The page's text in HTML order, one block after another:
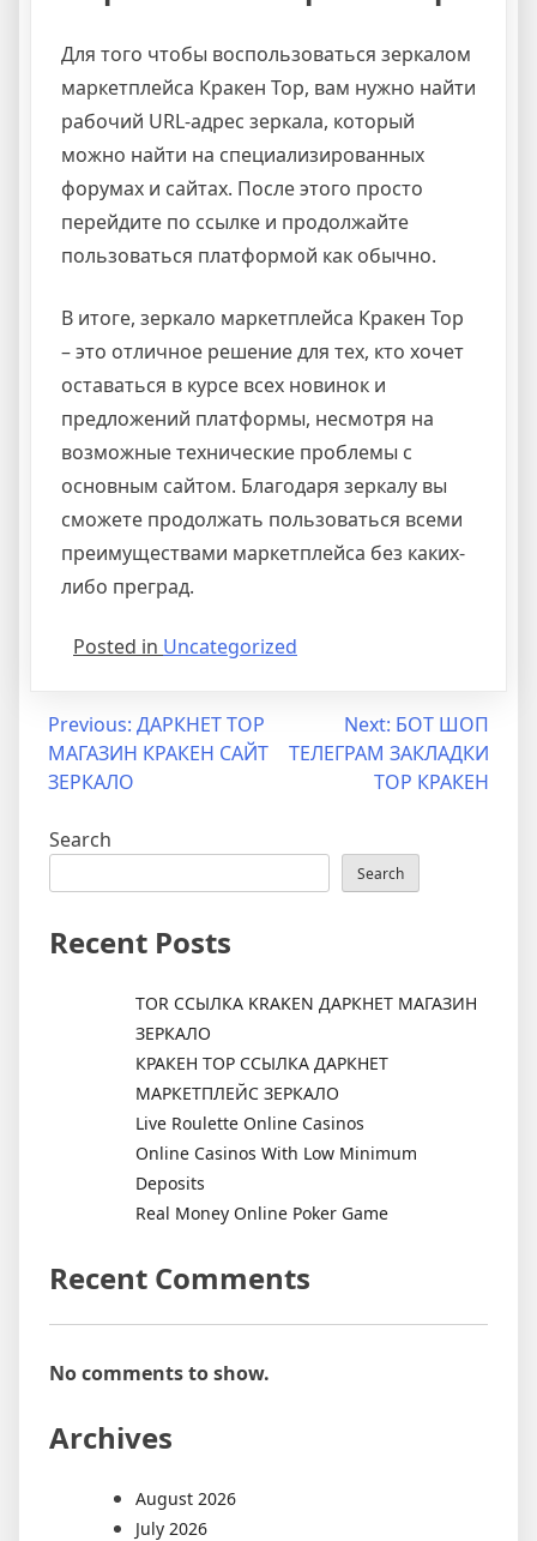
Для того чтобы воспользоваться зеркалом
маркетплейса Кракен Тор, вам нужно найти
рабочий URL-адрес зеркала, который
можно найти на специализированных
форумах и сайтах. После этого просто
перейдите по ссылке и продолжайте
пользоваться платформой как обычно.
В итоге, зеркало маркетплейса Кракен Тор
– это отличное решение для тех, кто хочет
оставаться в курсе всех новинок и
предложений платформы, несмотря на
возможные технические проблемы с
основным сайтом. Благодаря зеркалу вы
сможете продолжать пользоваться всеми
преимуществами маркетплейса без каких-
либо преград.
Posted in Uncategorized
Post
navigation
Previous: ДАРКНЕТ ТОР
МАГАЗИН КРАКЕН САЙТ
ЗЕРКАЛО
Next: БОТ ШОП
ТЕЛЕГРАМ ЗАКЛАДКИ
ТОР КРАКЕН
Search
Search
Recent Posts
TOR ССЫЛКА KRAKEN ДАРКНЕТ МАГАЗИН
ЗЕРКАЛО
КРАКЕН ТОР ССЫЛКА ДАРКНЕТ
МАРКЕТПЛЕЙС ЗЕРКАЛО
Live Roulette Online Casinos
Online Casinos With Low Minimum
Deposits
Real Money Online Poker Game
Recent Comments
No comments to show.
Archives
August 2026
July 2026